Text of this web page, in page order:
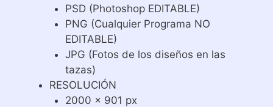
PSD (Photoshop EDITABLE)
PNG (Cualquier Programa NO
EDITABLE)
JPG (Fotos de los diseños en las
tazas)
RESOLUCIÓN
2000 x 901 px